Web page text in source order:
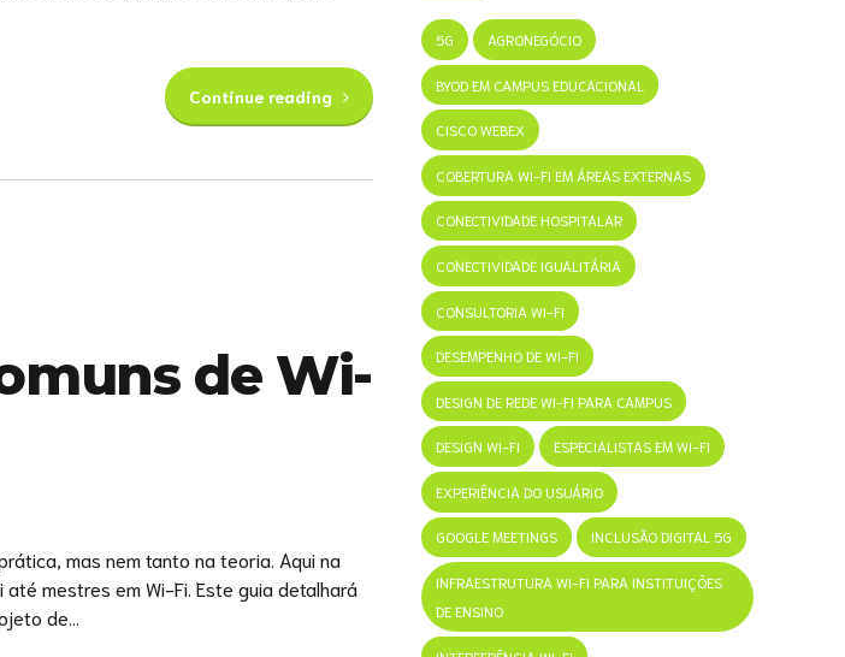
Continue reading
de Wi-
mas nem tanto na teoria. Aqui na
mestres em Wi-Fi. Este guia detalhará
de...
5G AGRONEGÓCIO
BYOD EM CAMPUS EDUCACIONAL
CISCO WEBEX
COBERTURA WI-FI EM ÁREAS EXTERNAS
CONECTIVIDADE HOSPITALAR
CONECTIVIDADE IGUALITÁRIA
CONSULTORIA WI-FI
DESEMPENHO DE WI-FI
DESIGN DE REDE WI-FI PARA CAMPUS
DESIGN WI-FI ESPECIALISTAS EM WI-FI
EXPERIÊNCIA DO USUÁRIO
GOOGLE MEETINGS INCLUSÃO DIGITAL 5G
INFRAESTRUTURA WI-FI PARA INSTITUIÇÕES
DE ENSINO